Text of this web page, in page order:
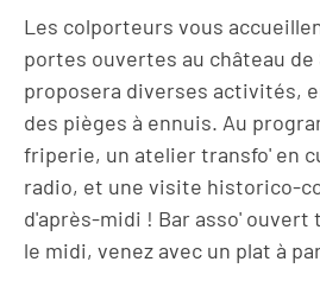
Les colporteurs vous
portes ouvertes au château de
proposera diverses activités,
des pièges à ennuis. Au
friperie, un atelier transfo' en
radio, et une visite historico-
d'après-midi ! Bar asso' ouvert
le midi, venez avec un plat à